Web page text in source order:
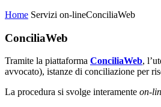
Home Servizi on-lineConciliaWeb
ConciliaWeb
Tramite la piattaforma ConciliaWeb,
avvocato), istanze di conciliazione per
La procedura si svolge interamente on-